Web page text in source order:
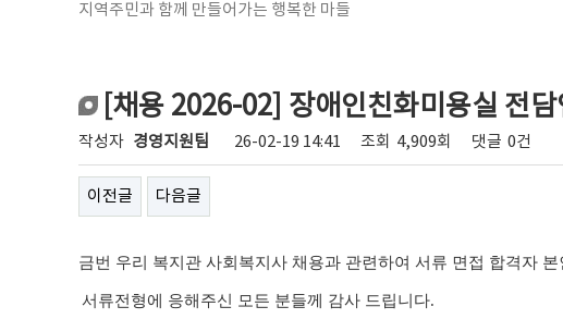
지역주민과 함께 만들어가는 행복한 마들
[채용 2026-02] 장애인친화미용실 전
작성자 경영지원팀 26-02-19 14:41 조회 4,909회 댓글 0건
이전글 다음글
금번 우리 복지관 사회복지사 채용과 관련하여 서류 면접 합격자
서류전형에 응해주신 모든 분들께 감사 드립니다.